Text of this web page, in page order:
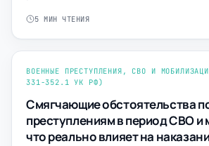
5 МИН ЧТЕНИЯ
ВОЕННЫЕ ПРЕСТУПЛЕНИЯ, СВО И
331-352.1 УК РФ)
Смягчающие обстоятельства
преступлениям в период СВО и
что реально влияет на